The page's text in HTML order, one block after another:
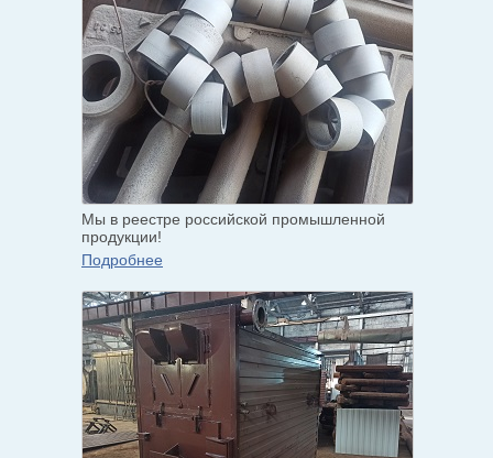
Мы в реестре российской промышленной
продукции!
Подробнее